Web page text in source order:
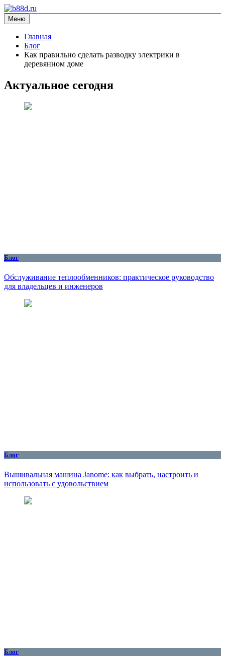
Перейти
к
содержимому
b88d.ru
информационный сайт
Меню
Главная
Блог
Как правильно сделать разводку электрики в
деревянном доме
Актуальное сегодня
Блог
Обслуживание теплообменников: практическое руководство
для владельцев и инженеров
Блог
Вышивальная машина Janome: как выбрать, настроить и
использовать с удовольствием
Блог